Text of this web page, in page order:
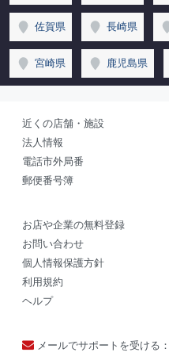
佐賀県 長崎県
宮崎県 鹿児島県
近くの店舗・施設
法人情報
電話市外局番
郵便番号簿
お店や企業の無料登録
お問い合わせ
個人情報保護方針
利用規約
ヘルプ
メールでサポートを受ける：